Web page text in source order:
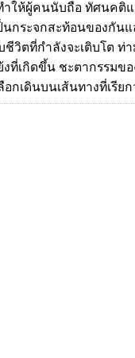
ำให้ผู้คนนับถือ ทัศนคติ
นกระจกสะท้อนของกัน
วิตที่กำลังจะเติบโต ท่
ที่เกิดขึ้น ชะตากรรมขอ
อกเดินบนเส้นทางที่เรีย